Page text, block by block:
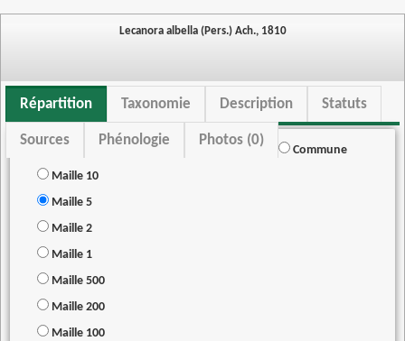
Lecanora albella (Pers.) Ach., 1810
Répartition Taxonomie Description Statuts
Sources Phénologie Photos (0)
Commune
Maille 10
Maille 5
Maille 2
Maille 1
Maille 500
Maille 200
Maille 100